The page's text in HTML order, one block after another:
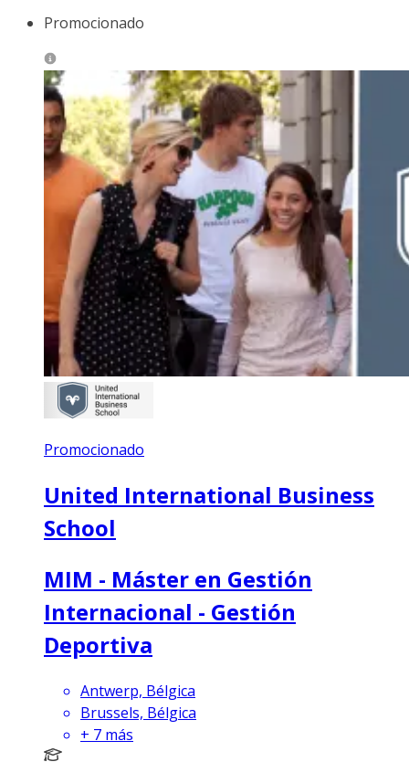
Promocionado
Promocionado
United International Business
School
MIM - Máster en Gestión
Internacional - Gestión
Deportiva
Antwerp, Bélgica
Brussels, Bélgica
+ 7 más